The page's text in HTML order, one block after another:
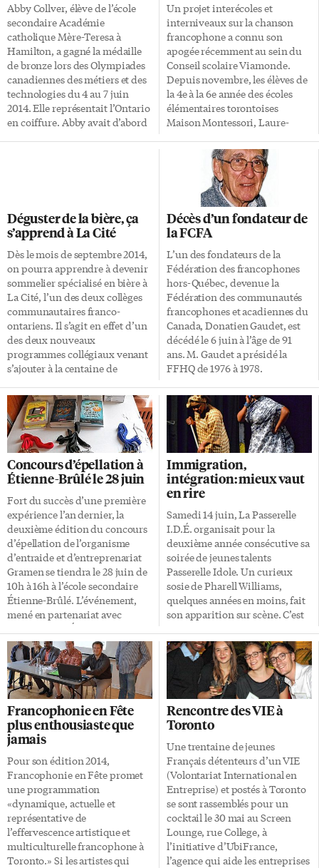
Abby Collver, élève de l’école
secondaire Académie
catholique Mère-Teresa à
Hamilton, a gagné la médaille
de bronze lors des Olympiades
canadiennes des métiers et des
technologies du 4 au 7 juin
2014. Elle représentait l’Ontario
en coiffure. Abby avait d’abord
année, on forme une Équipe
Ontario pour participer aux
Olympiades nationales de
Compétences Canada. Il s’agit
de la seule compétition
nationale du genre pour les
jeunes élèves et apprentis qui
étudient dans le domaine des
métiers […]
Un projet interécoles et
interniveaux sur la chanson
francophone a connu son
apogée récemment au sein du
Conseil scolaire Viamonde.
Depuis novembre, les élèves de
la 4e à la 6e année des écoles
élémentaires torontoises
Maison Montessori, Laure-
qu’une cinquantaine d’élèves
de la 7e à la 12e année de l’école
secondaire Étienne-Brûlé, ont
appris des chansons
francophones, qu’ils ont
partagées! «Connais-tu ta
chanson?» a été inspiré par
Radio-Café, la radio scolaire
francophone d’Étienne-Brûlé.
L’école a d’ailleurs été le théâtre
d’un rassemblement de 200
élèves du secondaire et de
l’élémentaire la semaine
dernière. On y a entendu
Papaoutai […]
Déguster de la bière, ça
s’apprend à La Cité
Dès le mois de septembre 2014,
on pourra apprendre à devenir
sommelier spécialisé en bière à
La Cité, l’un des deux collèges
communautaires franco-
ontariens. Il s’agit en effet d’un
des deux nouveaux
programmes collégiaux venant
s’ajouter à la centaine de
Cité sur ses différents campus.
Ces programmes seront les seuls
du genre à être offerts en
français, en Ontario. Le
programme de Sommelier –
bière s’ajoute à la liste de
programmes de l’École
d’administration, d’hôtellerie
et de tourisme de La Cité. Dans
le cadre de ce programme offert
en deux étapes, les étudiants se
familiariseront […]
Décès d’un fondateur de
la FCFA
L’un des fondateurs de la
Fédération des francophones
hors-Québec, devenue la
Fédération des communautés
francophones et acadiennes du
Canada, Donatien Gaudet, est
décédé le 6 juin à l’âge de 91
ans. M. Gaudet a présidé la
FFHQ de 1976 à 1978.
président à la toute première
assemblée générale annuelle de
la Fédération», rappelle la
présidente actuelle de la FCFA,
Marie-France Kenny. «C’était
l’époque où tout restait à faire
pour que les francophones
puissent vivre en français
partout au pays.» Donatien
Gaudet a également été
secrétaire général de la Société
nationale de l’Acadie (1974-
1977), président de […]
Concours d’épellation à
Étienne-Brûlé le 28 juin
Fort du succès d’une première
expérience l’an dernier, la
deuxième édition du concours
d’épellation de l’organisme
d’entraide et d’entreprenariat
Gramen se tiendra le 28 juin de
10h à 16h à l’école secondaire
Étienne-Brûlé. L’événement,
mené en partenariat avec
APRORESCO Éducation
(Association pour la promotion
de la réussite scolaire), avait
réuni en 2013 une centaine
d’élèves des classes de la 1re à la
8e année dont la plupart
fréquentent les écoles
francophones de la grande
région de Toronto. Le concours
donne l’occasion aux jeunes de
la communauté de se mesurer à
leurs pairs dans l’apprentissage
et la pratique de la langue […]
Immigration,
intégration: mieux vaut
en rire
Samedi 14 juin, La Passerelle
I.D.É. organisait pour la
deuxième année consécutive sa
soirée de jeunes talents
Passerelle Idole. Un curieux
sosie de Pharell Williams,
quelques années en moins, fait
son apparition sur scène. C’est
soirée, qui reprend le
désormais cultissime tube
Happy afin de commencer ce
show sous le signe de la joie et
de la bonne humeur. «Voyager
du Canada à l’Afrique, en
passant par l’Argentine», voilà
le programme de la soirée pour
un public impatient de
découvrir la suite. Sur scène, ce
sont des dizaines de jeunes pris
en charge par l’association […]
Francophonie en Fête
plus enthousiaste que
jamais
Pour son édition 2014,
Francophonie en Fête promet
une programmation
«dynamique, actuelle et
représentative de
l’effervescence artistique et
multiculturelle francophone à
Toronto.» Si les artistes qui
Rencontre des VIE à
Toronto
Une trentaine de jeunes
Français détenteurs d’un VIE
(Volontariat International en
Entreprise) et postés à Toronto
se sont rassemblés pour un
cocktail le 30 mai au Screen
Lounge, rue College, à
l’initiative d’UbiFrance,
l’agence qui aide les entreprises